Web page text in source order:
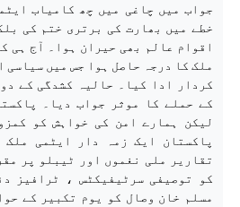
جواب میں چاغی میں چھ کامیاب
خطے میں بھارت کی برتری ختم کی
اقوام عالم بھی حیران ہوا۔ آج ہی
ملک کا درجہ حاصل ہوا جس میں سیاسی
کردار ادا کیا۔ حالیہ کشدگی کے
کے حملے کا موثر جواب دیا۔
لیکن ہمارے امن کی خواہش کو
پاکستان ایک زمہ دار ایٹمی
تقاریر ملی نغموں اور ٹیبلو پر
کو توصیفی سرٹیفیکٹس ، ٹرافیز
مسلم خان وصال کو یوم تکبیر کے